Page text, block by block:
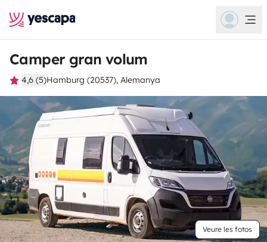
Camper gran volum
4,6 (5)Hamburg (20537), Alemanya
Veure les fotos